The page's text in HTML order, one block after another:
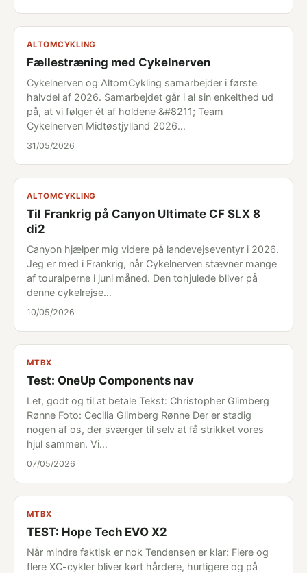
ALTOMCYKLING
Fællestræning med Cykelnerven
Cykelnerven og AltomCykling samarbejder i første
halvdel af 2026. Samarbejdet går i al sin enkelthed ud
på, at vi følger ét af holdene &#8211; Team
Cykelnerven Midtøstjylland 2026…
31/05/2026
ALTOMCYKLING
Til Frankrig på Canyon Ultimate CF SLX 8
di2
Canyon hjælper mig videre på landevejseventyr i 2026.
Jeg er med i Frankrig, når Cykelnerven stævner mange
af touralperne i juni måned. Den tohjulede bliver på
denne cykelrejse…
10/05/2026
MTBX
Test: OneUp Components nav
Let, godt og til at betale Tekst: Christopher Glimberg
Rønne Foto: Cecilia Glimberg Rønne Der er stadig
nogen af os, der sværger til selv at få strikket vores
hjul sammen. Vi…
07/05/2026
MTBX
TEST: Hope Tech EVO X2
Når mindre faktisk er nok Tendensen er klar: Flere og
flere XC-cykler bliver kørt hårdere, hurtigere og på